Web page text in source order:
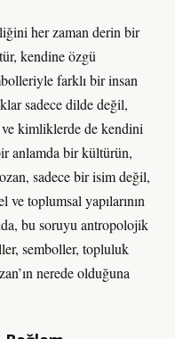
her zaman derin bir
kendine özgü
farklı bir insan
sadece dilde değil,
kimliklerde de kendini
anlamda bir kültürün,
sadece bir isim değil,
toplumsal yapılarının
bu soruyu antropolojik
semboller, topluluk
nerede olduğuna